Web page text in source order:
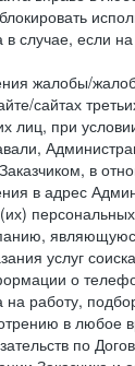
в случае, если
жалобы/
сайтах
лиц, при
в
в адрес
услуг
о
работу,
в любое
по